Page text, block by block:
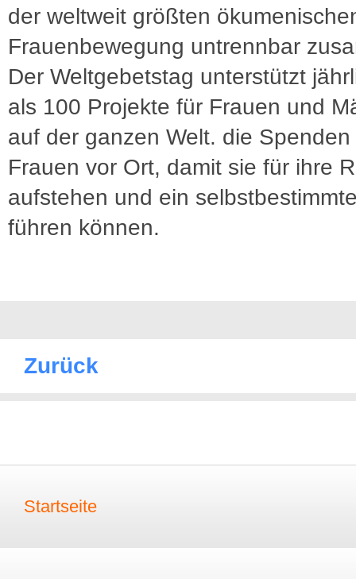
der weltweit größten
Frauenbewegung untrennbar
Der Weltgebetstag unterstützt
als 100 Projekte für Frauen und
auf der ganzen Welt. die
Frauen vor Ort, damit sie für ihre
aufstehen und ein
führen können.
Zurück
Startseite